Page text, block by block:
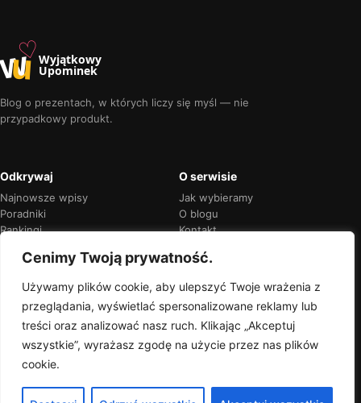
Cenimy Twoją prywatność.
Używamy plików cookie, aby ulepszyć Twoje wrażenia z
przeglądania, wyświetlać spersonalizowane reklamy lub
treści oraz analizować nasz ruch. Klikając „Akceptuj
wszystkie”, wyrażasz zgodę na użycie przez nas plików
cookie.
u♡Wyjątkowy
Upominek
Blog o prezentach, w których liczy się myśl — nie
przypadkowy produkt.
Odkrywaj
Najnowsze wpisy
Poradniki
Rankingi
O serwisie
Jak wybieramy
O blogu
Kontakt
Przejrzyste rekomendacje
zawsze oznaczymy je wprost.